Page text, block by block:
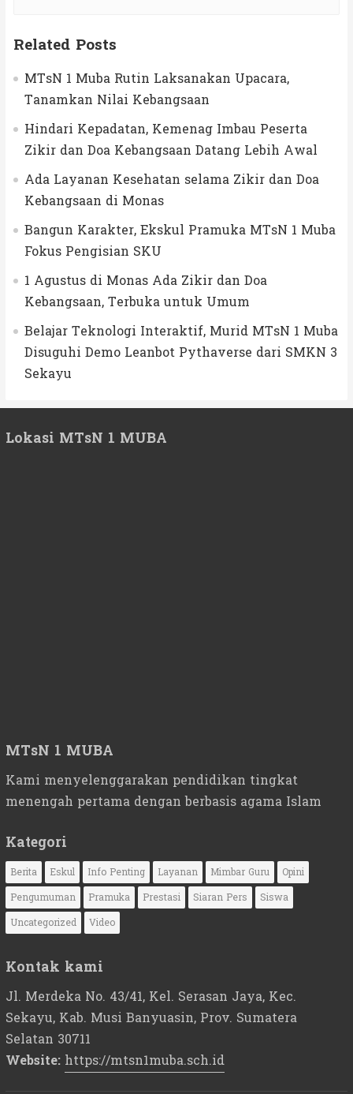
Related Posts
MTsN 1 Muba Rutin Laksanakan Upacara,
Tanamkan Nilai Kebangsaan
Hindari Kepadatan, Kemenag Imbau Peserta
Zikir dan Doa Kebangsaan Datang Lebih Awal
Ada Layanan Kesehatan selama Zikir dan Doa
Kebangsaan di Monas
Bangun Karakter, Ekskul Pramuka MTsN 1 Muba
Fokus Pengisian SKU
1 Agustus di Monas Ada Zikir dan Doa
Kebangsaan, Terbuka untuk Umum
Belajar Teknologi Interaktif, Murid MTsN 1 Muba
Disuguhi Demo Leanbot Pythaverse dari SMKN 3
Sekayu
Lokasi MTsN 1 MUBA
MTsN 1 MUBA
Kami menyelenggarakan pendidikan tingkat
menengah pertama dengan berbasis agama Islam
Kategori
Berita Eskul Info Penting Layanan Mimbar Guru
Opini
Pengumuman
Pramuka Prestasi Siaran Pers
Siswa
Uncategorized
Video
Kontak kami
Jl. Merdeka No. 43/41, Kel. Serasan Jaya, Kec.
Sekayu, Kab. Musi Banyuasin, Prov. Sumatera
Selatan 30711
Website: https://mtsn1muba.sch.id